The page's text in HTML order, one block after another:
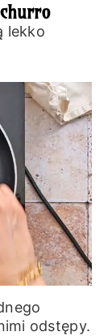
lekko
odstępy.